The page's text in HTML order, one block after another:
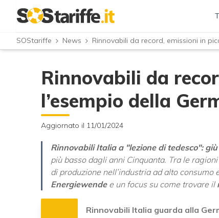
SOStariffe News Rinnovabili da record, emissioni in
Rinnovabili da
l’esempio della
Aggiornato il 11/01/2024
Rinnovabili Italia a "lezione di tedesco":
più basso dagli anni Cinquanta. Tra le
di produzione nell’industria ad alto
Energiewendee un focus su come trovare il
Rinnovabili Italia guarda alla